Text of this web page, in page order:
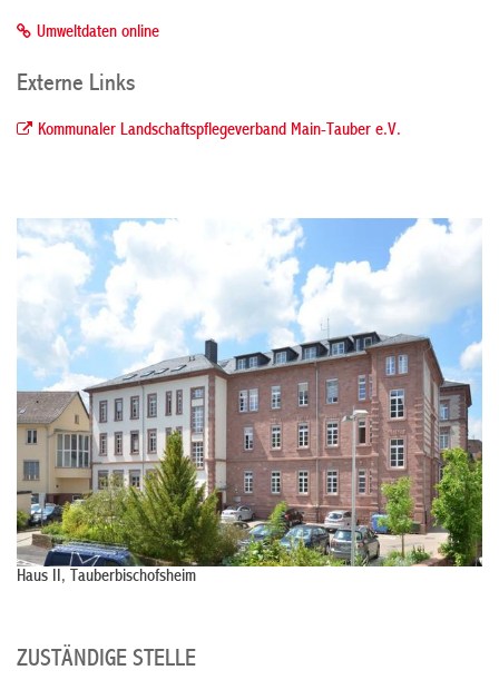
Umweltdaten online
Externe Links
Kommunaler Landschaftspflegeverband Main-Tauber e.V.
Haus II, Tauberbischofsheim
ZUSTÄNDIGE STELLE